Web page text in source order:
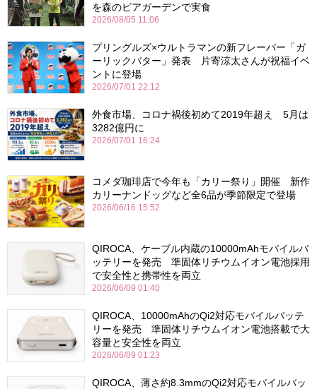
を森のビアガーデンで実食
2026/08/05 11:06
プリングルズ×ウルトラマンの新フレーバー「ガ
ーリックバター」発表 片寄涼太さんが祝福イベ
ントに登場
2026/07/01 22:12
外食市場、コロナ禍後初めて2019年超え 5月は
3282億円に
2026/07/01 16:24
コメダ珈琲店で今年も「カリー祭り」開催 新作
カリーナンドッグなど全6品が季節限定で登場
2026/06/16 15:52
QIROCA、ケーブル内蔵の10000mAhモバイルバ
ッテリーを発売 準固体リチウムイオン電池採用
で安全性と携帯性を両立
2026/06/09 01:40
QIROCA、10000mAhのQi2対応モバイルバッテ
リーを発売 準固体リチウムイオン電池搭載で大
容量と安全性を両立
2026/06/09 01:23
QIROCA、薄さ約8.3mmのQi2対応モバイルバッ